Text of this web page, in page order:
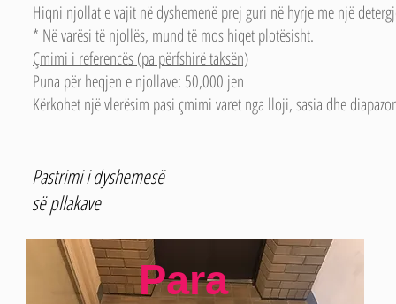
Hiqni njollat ​​e vajit në dyshemenë prej guri në hyrje me një
* Në varësi të njollës, mund të mos hiqet plotësisht.
Çmimi i referencës (pa përfshirë taksën)
Puna për heqjen e njollave: 50,000 jen
Kërkohet një vlerësim pasi çmimi varet nga lloji, sasia dhe
Pastrimi i dyshemesë
së pllakave
Para